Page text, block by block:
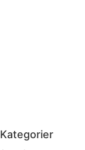
Kategorier